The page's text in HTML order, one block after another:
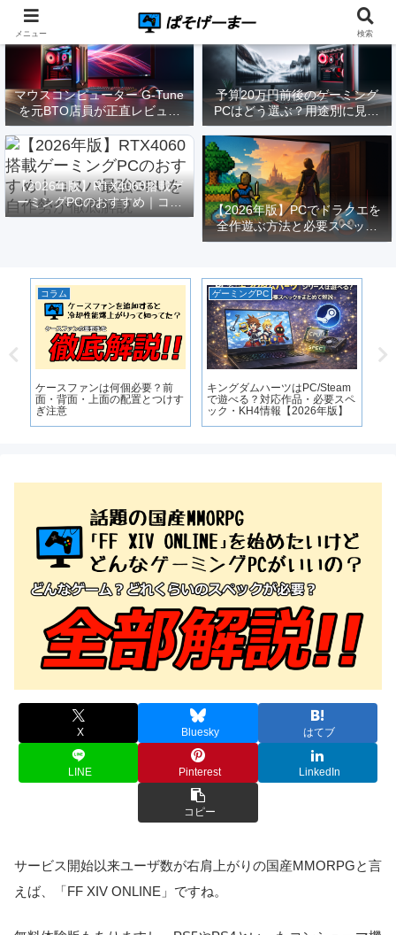
マウスコンピューター G-Tune
を元BTO店員が正直レビュー
｜実際どうなの？
予算20万円前後のゲーミング
PCはどう選ぶ？用途別に見る
構成と注意点【2026年版】
【2026年版】RTX4060搭載ゲ
ーミングPCのおすすめ｜コス
パ最強GPUを自作勢が徹底解
【2026年版】PCでドラクエを
全作遊ぶ方法と必要スペック
｜FF14勢がまとめてみた
コラム
ケースファンは何個必要？前
面・背面・上面の配置とつけす
ぎ注意
ゲーミングPC
キングダムハーツはPC/Steam
で遊べる？対応作品・必要スペ
ック・KH4情報【2026年版】
X Bluesky はてブ
LINE Pinterest LinkedIn
コピー
サービス開始以来ユーザ数が右肩上がりの国産MMORPGと言
えば、「FF XIV ONLINE」ですね。
メニュー 検索